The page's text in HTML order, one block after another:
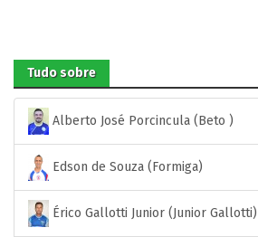
Tudo sobre
Alberto José Porcincula (Beto )
Edson de Souza (Formiga)
Érico Gallotti Junior (Junior Gallotti)